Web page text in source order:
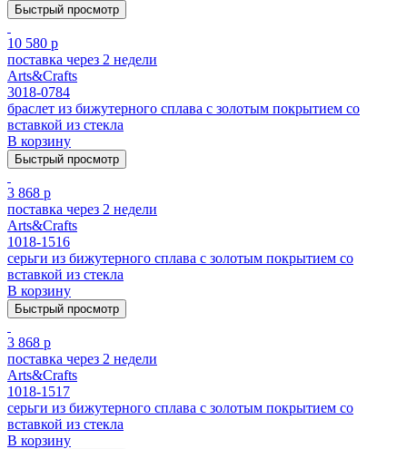
Быстрый просмотр
10 580 р
поставка через 2 недели
Arts&Crafts
3018-0784
браслет из бижутерного сплава с золотым покрытием cо
вставкой из стекла
В корзину
Быстрый просмотр
3 868 р
поставка через 2 недели
Arts&Crafts
1018-1516
серьги из бижутерного сплава с золотым покрытием cо
вставкой из стекла
В корзину
Быстрый просмотр
3 868 р
поставка через 2 недели
Arts&Crafts
1018-1517
серьги из бижутерного сплава с золотым покрытием cо
вставкой из стекла
В корзину